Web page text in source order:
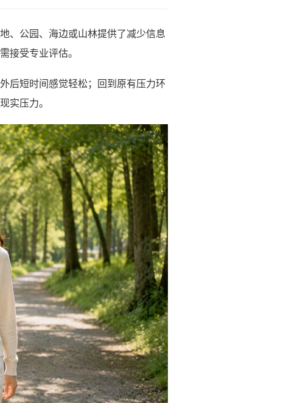
、公园、海边或山林提供了减少信息
接受专业评估。
后短时间感觉轻松；回到原有压力环
实压力。